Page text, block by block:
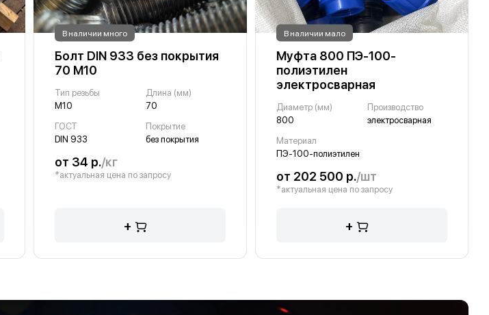
В наличии много
Болт DIN 933 без покрытия
70 М10
Тип резьбы
М10
Длина (мм)
70
ГОСТ
DIN 933
Покрытие
без покрытия
от 34 р./кг
*актуальная цена по запросу
+
В наличии мало
Муфта 800 ПЭ-100-
полиэтилен
электросварная
Диаметр (мм)
800
Производство
электросварная
Материал
ПЭ-100-полиэтилен
от 202 500 р./шт
*актуальная цена по запросу
+